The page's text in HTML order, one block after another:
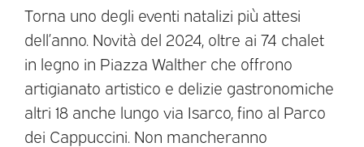
Torna uno degli eventi natalizi più attesi
dell’anno. Novità del 2024, oltre ai 74 chalet
in legno in Piazza Walther che offrono
artigianato artistico e delizie gastronomiche
altri 18 anche lungo via Isarco, fino al Parco
dei Cappuccini. Non mancheranno